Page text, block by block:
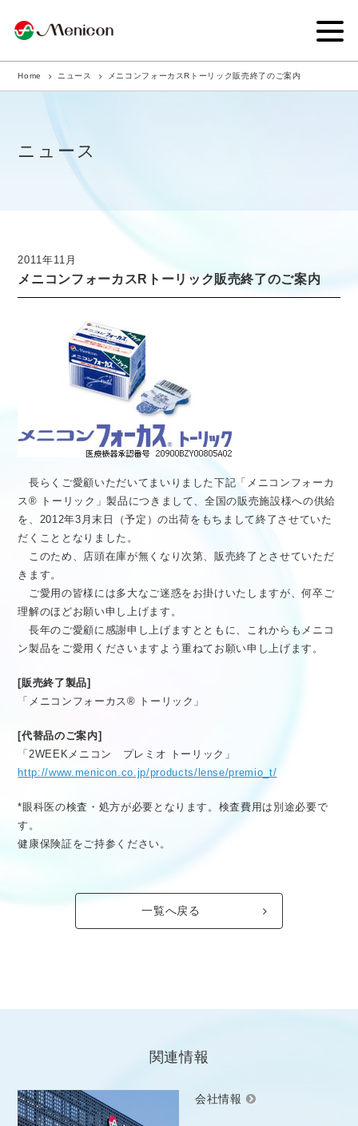
企業情報
商品サイト
ニュース
医療従事者向け情報
Home ニュース メニコンフォーカスRトーリック販売終了のご案内
ニュース
2011年11月
メニコンフォーカスRトーリック販売終了のご案内
長らくご愛顧いただいてまいりました下記「メニコンフォーカ
ス® トーリック」製品につきまして、全国の販売施設様への供給
を、2012年3月末日（予定）の出荷をもちまして終了させていた
だくこととなりました。
このため、店頭在庫が無くなり次第、販売終了とさせていただ
きます。
ご愛用の皆様には多大なご迷惑をお掛けいたしますが、何卒ご
理解のほどお願い申し上げます。
長年のご愛顧に感謝申し上げますとともに、これからもメニコ
ン製品をご愛用くださいますよう重ねてお願い申し上げます。
[販売終了製品]
「メニコンフォーカス® トーリック」
[代替品のご案内]
「2WEEKメニコン プレミオ トーリック」
http://www.menicon.co.jp/products/lense/premio_t/
*眼科医の検査・処方が必要となります。検査費用は別途必要で
す。
健康保険証をご持参ください。
一覧へ戻る
関連情報
会社情報